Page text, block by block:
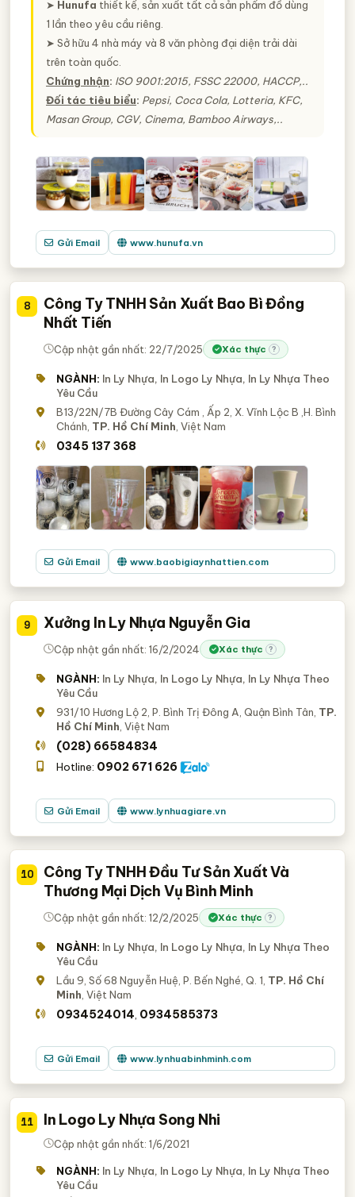
➤ Hunufa thiết kế, sản xuất tất cả sản phẩm đồ dùng
1 lần theo yêu cầu riêng.
➤ Sở hữu 4 nhà máy và 8 văn phòng đại diện trải dài
trên toàn quốc.
Chứng nhận: ISO 9001:2015, FSSC 22000, HACCP,..
Đối tác tiêu biểu: Pepsi, Coca Cola, Lotteria, KFC,
Masan Group, CGV, Cinema, Bamboo Airways,..
Gửi Email www.hunufa.vn
8
Công Ty TNHH Sản Xuất Bao Bì Đồng
Nhất Tiến
Cập nhật gần nhất: 22/7/2025 Xác thực ?
NGÀNH: In Ly Nhựa, In Logo Ly Nhựa, In Ly Nhựa Theo
Yêu Cầu
B13/22N/7B Đường Cây Cám , Ấp 2, X. Vĩnh Lộc B ,H. Bình
Chánh, TP. Hồ Chí Minh , Việt Nam
0345 137 368
Gửi Email www.baobigiaynhattien.com
9 Xưởng In Ly Nhựa Nguyễn Gia
Cập nhật gần nhất: 16/2/2024 Xác thực ?
NGÀNH: In Ly Nhựa, In Logo Ly Nhựa, In Ly Nhựa Theo
Yêu Cầu
931/10 Hương Lộ 2, P. Bình Trị Đông A, Quận Bình Tân, TP.
Hồ Chí Minh , Việt Nam
(028) 66584834
Hotline: 0902 671 626
Gửi Email www.lynhuagiare.vn
10
Công Ty TNHH Đầu Tư Sản Xuất Và
Thương Mại Dịch Vụ Bình Minh
Cập nhật gần nhất: 12/2/2025 Xác thực ?
NGÀNH: In Ly Nhựa, In Logo Ly Nhựa, In Ly Nhựa Theo
Yêu Cầu
Lầu 9, Số 68 Nguyễn Huệ, P. Bến Nghé, Q. 1, TP. Hồ Chí
Minh , Việt Nam
0934524014 0934585373
Gửi Email www.lynhuabinhminh.com
11 In Logo Ly Nhựa Song Nhi
Cập nhật gần nhất: 1/6/2021
NGÀNH: In Ly Nhựa, In Logo Ly Nhựa, In Ly Nhựa Theo
Yêu Cầu